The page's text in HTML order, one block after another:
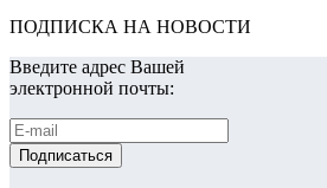
ПОДПИСКА НА НОВОСТИ
Введите адрес Вашей
электронной почты: